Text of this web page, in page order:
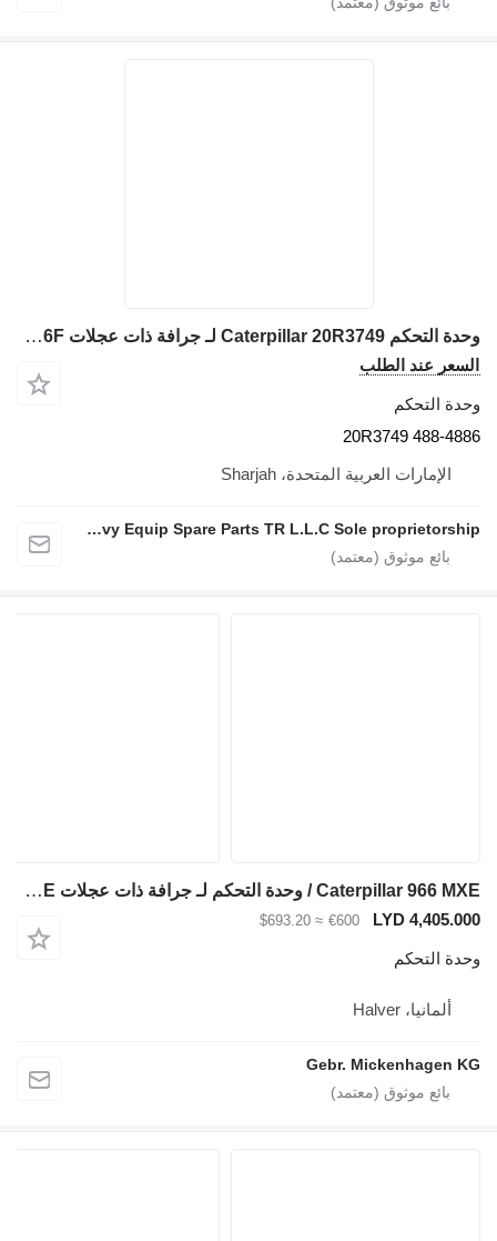
وحدة التحكم Caterpillar 20R3749 لـ جرافة ذات عجلات Caterpillar 966M 986K 340F 336F
السعر عند الطلب
وحدة التحكم
20R3749 488-4886
الإمارات العربية المتحدة، Sharjah
Mohammad AL karmy New Heavy Equip Spare Parts TR L.L.C Sole proprietorship
Caterpillar 966 MXE / وحدة التحكم لـ جرافة ذات عجلات Caterpillar 966 MXE
LYD 4,405.000
€600
≈ $693.20
وحدة التحكم
ألمانيا، Halver
Gebr. Mickenhagen KG